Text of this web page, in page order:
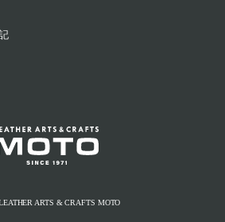
ARTS & CRAFTS MOTO